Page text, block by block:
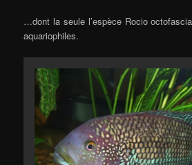
…dont la seule l’espèce Rocio
aquariophiles.